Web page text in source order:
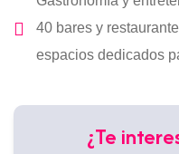
40 bares y
espacios dedicados
¿Te